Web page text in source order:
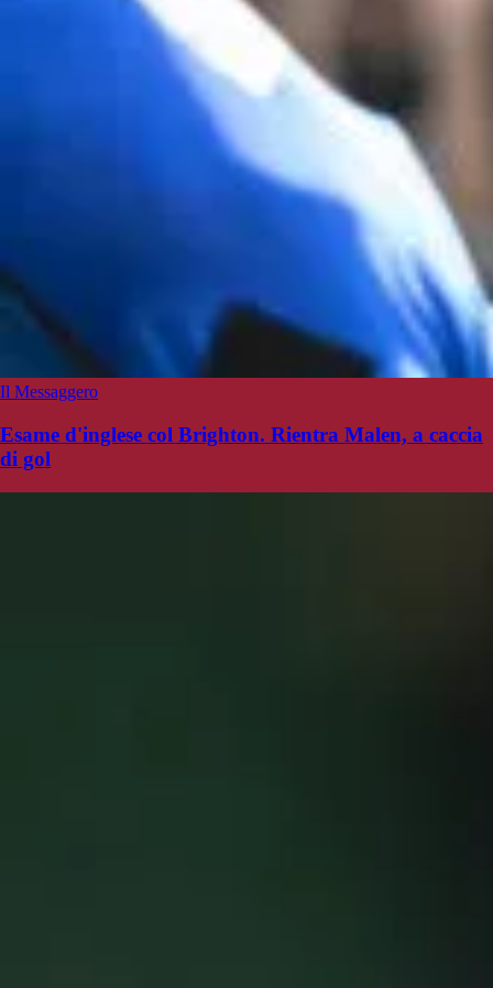
Il Messaggero
Esame d'inglese col Brighton. Rientra Malen, a caccia
di gol